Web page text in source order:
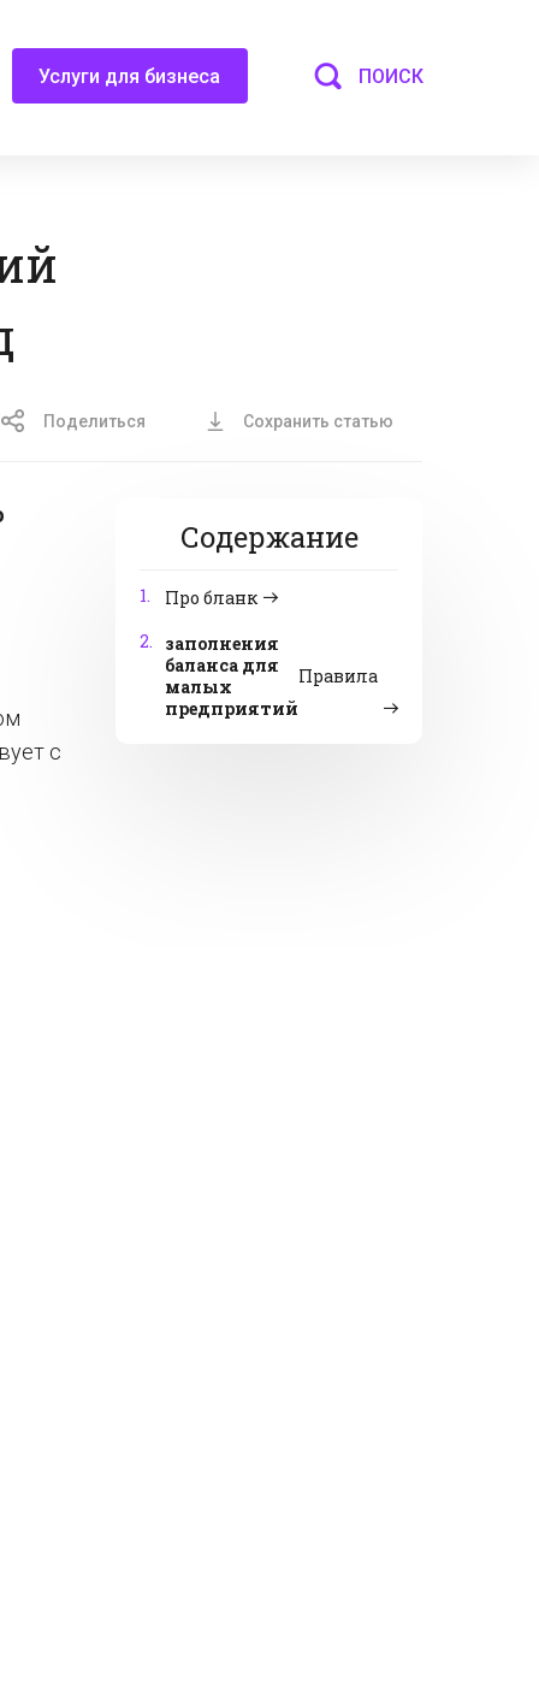
Услуги для бизнеса ПОИСК
Поделиться Сохранить статью
Содержание
1.
Про бланк
2.
Правила
заполнения
баланса для
малых
предприятий
с